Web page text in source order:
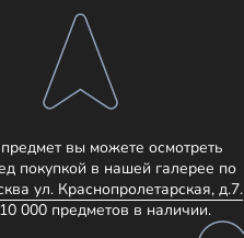
вы можете осмотреть
покупкой в нашей галерее по
ул. Краснопролетарская, д.7.
000 предметов в наличии.